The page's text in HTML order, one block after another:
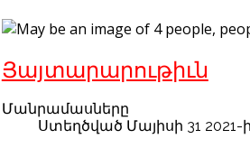
Յայտարարութիւն
Մանրամասները
Ստեղծված Մայիսի 31 2021-